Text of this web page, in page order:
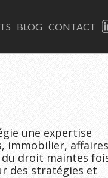
BLOG CONTACT
une expertise
immobilier,
droit maintes
des stratégies et